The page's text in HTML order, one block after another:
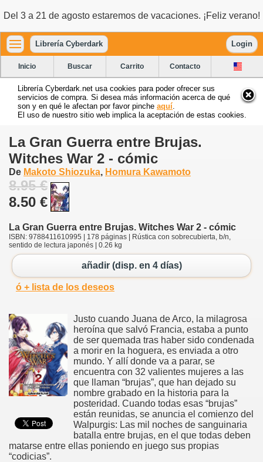
Del 3 a 21 de agosto estaremos de vacaciones. ¡Feliz verano!
Librería Cyberdark Login
Inicio Buscar Carrito Contacto
Librería Cyberdark.net usa cookies para poder ofrecer sus
servicios de compra. Si desea más información acerca de qué
son y en qué le afectan por favor pinche aquí
El uso de nuestro sitio web implica la aceptación de estas cookies.
La Gran Guerra entre Brujas.
Witches War 2 - cómic
De Makoto Shiozuka, Homura Kawamoto
8.95 €
8.50 €
La Gran Guerra entre Brujas. Witches War 2 - cómic
ISBN: 9788411610995 | 178 páginas | Rústica con sobrecubierta, b/n,
sentido de lectura japonés | 0.26 kg
añadir (disp. en 4 días)
ó + lista de los deseos
Justo cuando Juana de Arco, la milagrosa
heroína que salvó Francia, estaba a punto
de ser quemada tras haber sido condenada
a morir en la hoguera, es enviada a otro
mundo. Y allí donde va a parar, se
encuentra con 32 valientes mujeres a las
que llaman “brujas”, que han dejado su
nombre grabado en la historia para la
posteridad. Cuando todas esas “brujas”
están reunidas, se anuncia el comienzo del
Walpurgis: Las mil noches de sanguinaria
batalla entre brujas, en el que todas deben
matarse entre ellas poniendo en juego sus propias
“codicias”.